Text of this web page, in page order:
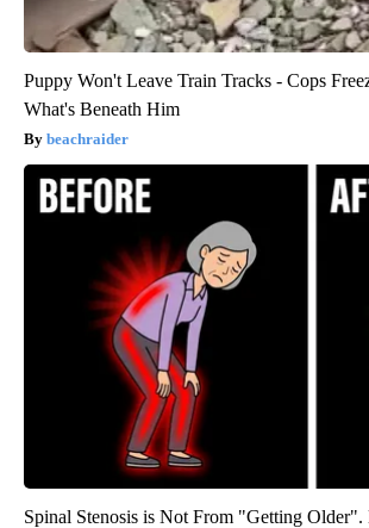
Puppy Won't Leave Train Tracks - Cops
What's Beneath Him
beachraider
Spinal Stenosis is Not From "Getting Older".